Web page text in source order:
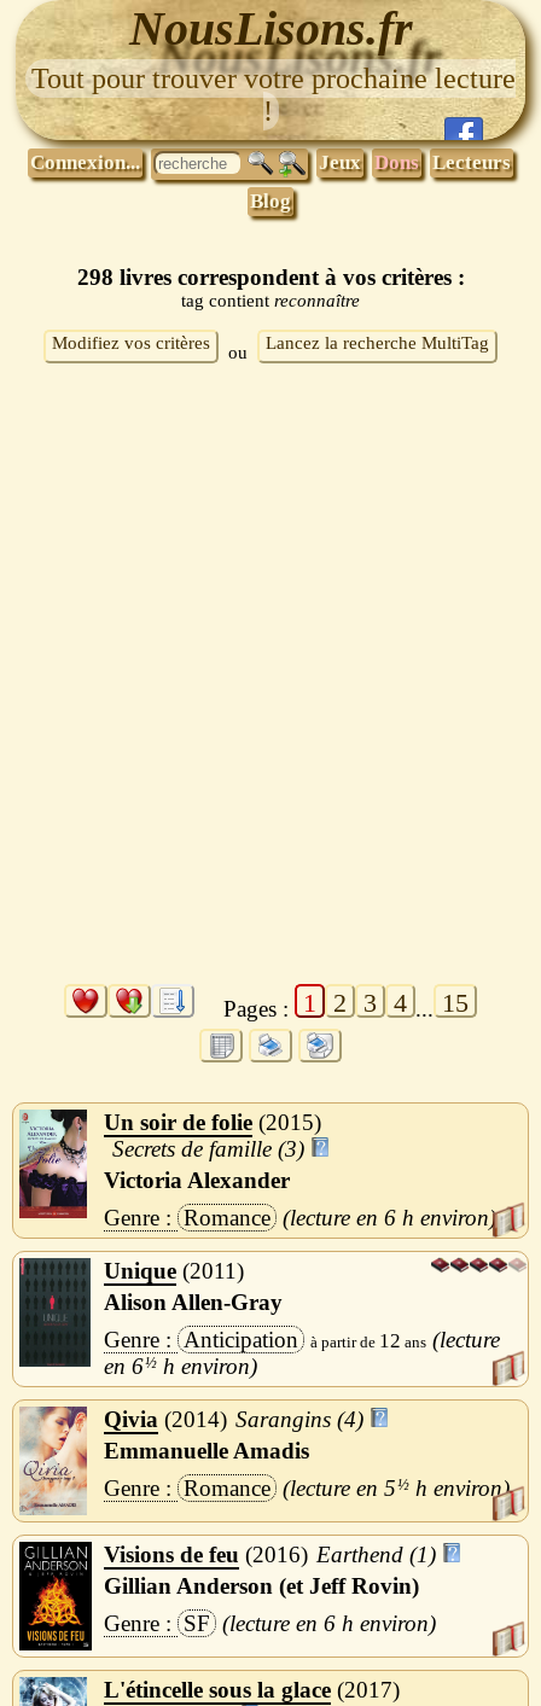
NousLisons.fr
Tout pour trouver votre prochaine lecture
!
Connexion... Jeux Dons Lecteurs
Blog
298 livres correspondent à vos critères :
tag contient reconnaître
Modifiez vos critères ou Lancez la recherche MultiTag
Pages : 1 2 3 4 ... 15
Un soir de folie 2015
Secrets de famille (3)
Victoria Alexander
Romance
6 h
Unique 2011
Alison Allen-Gray
Anticipation
12
6½ h
Qivia 2014
Sarangins (4)
Emmanuelle Amadis
Romance
5½ h
Visions de feu 2016
Earthend (1)
Gillian Anderson (et Jeff Rovin)
SF
6 h
L'étincelle sous la glace 2017